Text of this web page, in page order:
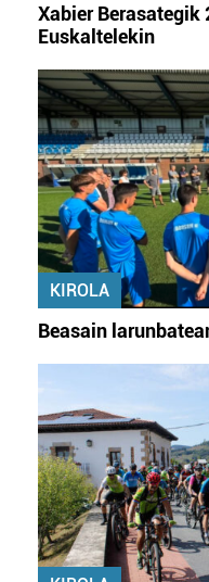
Xabier Berasategik
Euskaltelekin
KIROLA
Beasain